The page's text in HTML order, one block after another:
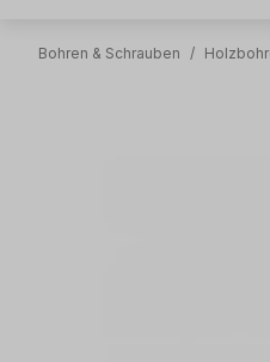
Bohren & Schrauben /